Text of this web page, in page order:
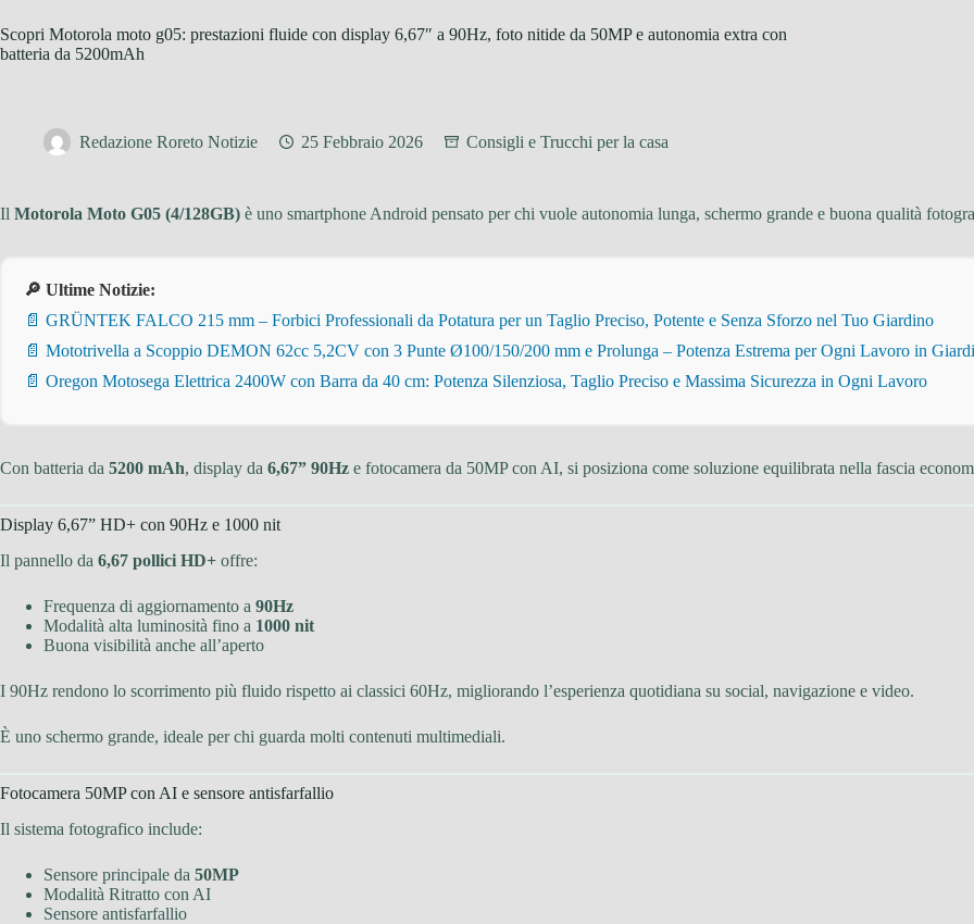
Scopri Motorola moto g05: prestazioni fluide con display 6,67″ a 90Hz, foto nitide da 50MP e autonomia extra con
batteria da 5200mAh
Redazione Roreto Notizie 25 Febbraio 2026 Consigli e Trucchi per la casa
Il Motorola Moto G05 (4/128GB) è uno smartphone Android pensato per chi vuole autonomia lunga, schermo grande e buona qualità
🔎 Ultime Notizie:
📄 GRÜNTEK FALCO 215 mm – Forbici Professionali da Potatura per un Taglio Preciso, Potente e Senza Sforzo nel Tuo Giardino
📄 Mototrivella a Scoppio DEMON 62cc 5,2CV con 3 Punte Ø100/150/200 mm e Prolunga – Potenza Estrema per Ogni Lavoro in
📄 Oregon Motosega Elettrica 2400W con Barra da 40 cm: Potenza Silenziosa, Taglio Preciso e Massima Sicurezza in Ogni Lavoro
Con batteria da 5200 mAh, display da 6,67” 90Hz e fotocamera da 50MP con AI, si posiziona come soluzione equilibrata nella fascia
Display 6,67” HD+ con 90Hz e 1000 nit
Il pannello da 6,67 pollici HD+ offre:
Frequenza di aggiornamento a 90Hz
Modalità alta luminosità fino a 1000 nit
Buona visibilità anche all’aperto
I 90Hz rendono lo scorrimento più fluido rispetto ai classici 60Hz, migliorando l’esperienza quotidiana su social, navigazione e video.
È uno schermo grande, ideale per chi guarda molti contenuti multimediali.
Fotocamera 50MP con AI e sensore antisfarfallio
Il sistema fotografico include:
Sensore principale da 50MP
Modalità Ritratto con AI
Sensore antisfarfallio